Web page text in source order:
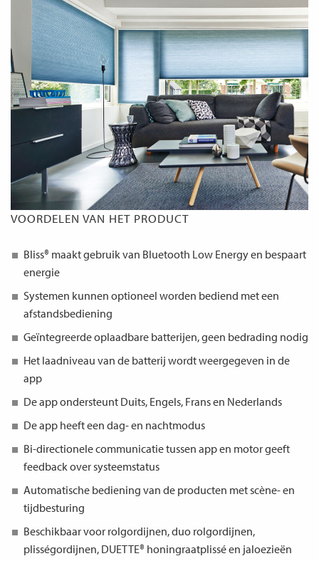
VOORDELEN VAN HET PRODUCT
Bliss® maakt gebruik van Bluetooth Low Energy en bespaart
energie
Systemen kunnen optioneel worden bediend met een
afstandsbediening
Geïntegreerde oplaadbare batterijen, geen bedrading nodig
Het laadniveau van de batterij wordt weergegeven in de
app
De app ondersteunt Duits, Engels, Frans en Nederlands
De app heeft een dag- en nachtmodus
Bi-directionele communicatie tussen app en motor geeft
feedback over systeemstatus
Automatische bediening van de producten met scène- en
tijdbesturing
Beschikbaar voor rolgordijnen, duo rolgordijnen,
plisségordijnen, DUETTE® honingraatplissé en jaloezieën